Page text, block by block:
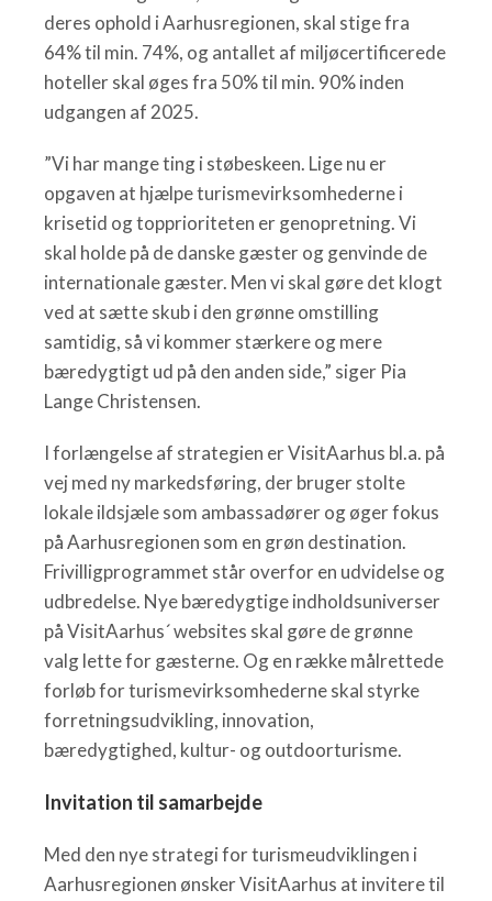
deres ophold i Aarhusregionen, skal stige fra
64% til min. 74%, og antallet af miljøcertificerede
hoteller skal øges fra 50% til min. 90% inden
udgangen af 2025.
”Vi har mange ting i støbeskeen. Lige nu er
opgaven at hjælpe turismevirksomhederne i
krisetid og topprioriteten er genopretning. Vi
skal holde på de danske gæster og genvinde de
internationale gæster. Men vi skal gøre det klogt
ved at sætte skub i den grønne omstilling
samtidig, så vi kommer stærkere og mere
bæredygtigt ud på den anden side,” siger Pia
Lange Christensen.
I forlængelse af strategien er VisitAarhus bl.a. på
vej med ny markedsføring, der bruger stolte
lokale ildsjæle som ambassadører og øger fokus
på Aarhusregionen som en grøn destination.
Frivilligprogrammet står overfor en udvidelse og
udbredelse. Nye bæredygtige indholdsuniverser
på VisitAarhus´ websites skal gøre de grønne
valg lette for gæsterne. Og en række målrettede
forløb for turismevirksomhederne skal styrke
forretningsudvikling, innovation,
bæredygtighed, kultur- og outdoorturisme.
Invitation til samarbejde
Med den nye strategi for turismeudviklingen i
Aarhusregionen ønsker VisitAarhus at invitere til